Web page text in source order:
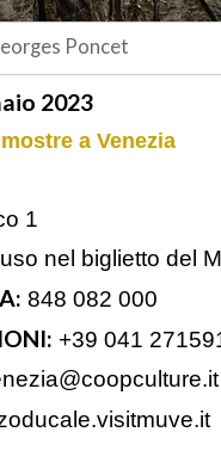
Poncet
2023
a Venezia
1
nel biglietto del
848 082 000
+39 041